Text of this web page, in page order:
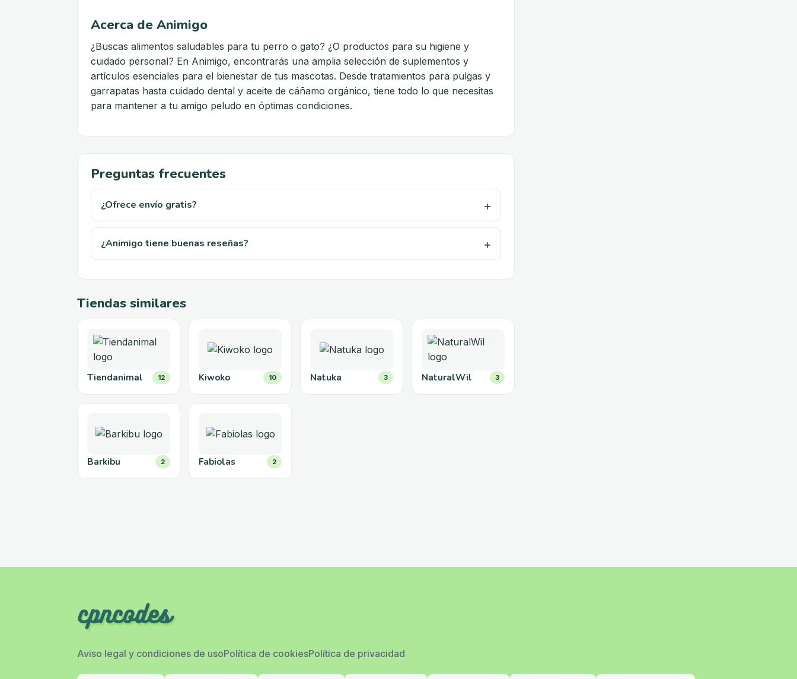
Acerca de Animigo
¿Buscas alimentos saludables para tu perro o gato? ¿O productos para su higiene y
cuidado personal? En Animigo, encontrarás una amplia selección de suplementos y
artículos esenciales para el bienestar de tus mascotas. Desde tratamientos para pulgas y
garrapatas hasta cuidado dental y aceite de cáñamo orgánico, tiene todo lo que necesitas
para mantener a tu amigo peludo en óptimas condiciones.
Preguntas frecuentes
¿Ofrece envío gratis?
¿Animigo tiene buenas reseñas?
Tiendas similares
Tiendanimal 12 Kiwoko 10 Natuka 3 NaturalWil 3
Barkibu 2 Fabiolas 2
Aviso legal y condiciones de usoPolítica de cookiesPolítica de privacidad